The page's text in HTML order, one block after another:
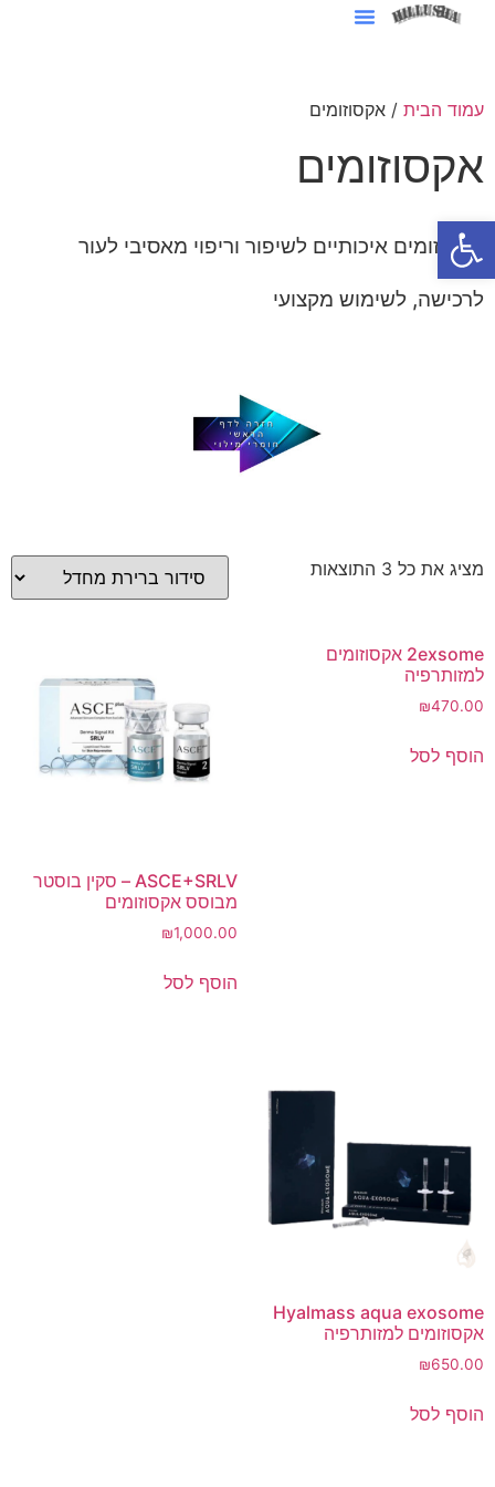
פתח סרגל נגישות
עמוד הבית / אקסוזומים
אקסוזומים
אקסוזומים איכותיים לשיפור וריפוי מאסיבי לעור
לרכישה, לשימוש מקצועי
מציג את כל 3 התוצאות
2exsome אקסוזומים
למזותרפיה
₪470.00
הוסף לסל
ASCE+SRLV – סקין בוסטר
מבוסס אקסוזומים
₪1,000.00
הוסף לסל
Hyalmass aqua exosome
אקסוזומים למזותרפיה
₪650.00
הוסף לסל